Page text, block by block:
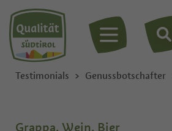
MENÜ
Testimonials Genussbotschafter
Grappa, Wein, Bier